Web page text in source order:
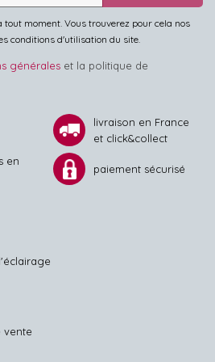
tout moment. Vous trouverez pour cela nos
conditions d'utilisation du site.
générales et la politique de
livraison en France
et click&collect
en
paiement sécurisé
vente